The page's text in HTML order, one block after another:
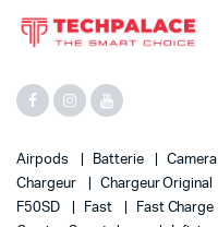
Airpods Batterie Camera
Chargeur
Chargeur Original
F50SD
Fast Fast Charge